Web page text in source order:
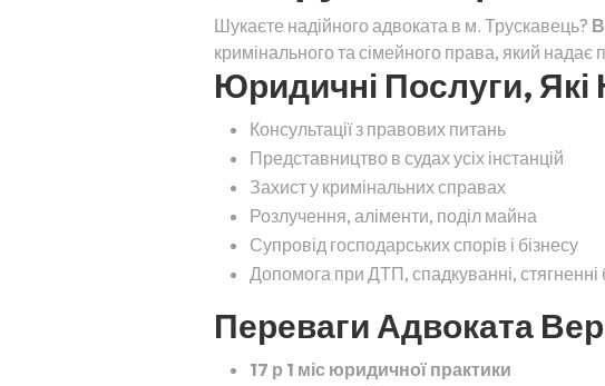
Шукаєте надійного адвоката в м. Трускавець?
кримінального та сімейного права, який
Юридичні Послуги,
Консультації з правових питань
Представництво в судах усіх інстанцій
Захист у кримінальних справах
Розлучення, аліменти, поділ майна
Супровід господарських спорів і бізнесу
Допомога при ДТП, спадкуванні, стягненні
Переваги Адвоката
17 р 1 міс юридичної практики